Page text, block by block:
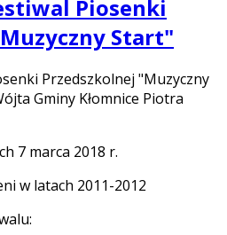
Piosenki
Start"
Przedszkolnej "Muzyczny
Gminy Kłomnice Piotra
7 marca 2018 r.
w latach 2011-2012